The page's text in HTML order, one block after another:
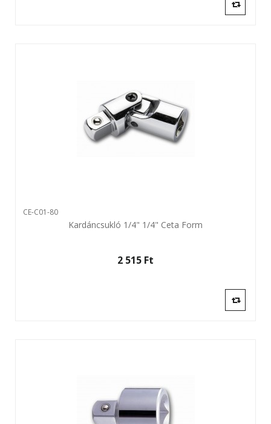
CE-C01-80
Kardáncsukló 1/4" 1/4" Ceta Form
2 515 Ft‎